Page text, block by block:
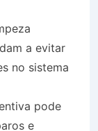
a evitar
no sistema
pode
e